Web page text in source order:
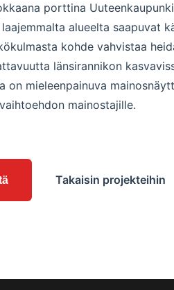
porttina
alueelta saapuvat
kohde vahvistaa
länsirannikon
on mieleenpainuva
mainostajille.
Takaisin projekteihin